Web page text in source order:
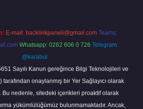
E-mail: backlinkpaneli@gmail.com Teams:
Whatsapp: 0262 606 0 726 Telegram:
@karabul
Sayılı Kanun gereğince Bilgi Teknolojileri ve
tarafından onaylanmış bir Yer Sağlayıcı olarak
Bu nedenle, sitedeki içerikleri proaktif olarak
yükümlülüğümüz bulunmamaktadır. Ancak,